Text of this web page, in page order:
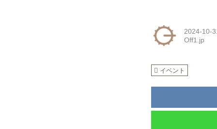
2024-10-
Off1.jp
イベント